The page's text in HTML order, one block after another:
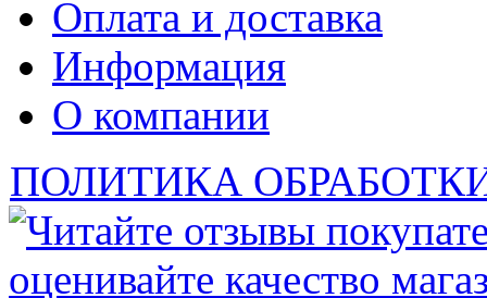
Оплата и доставка
Информация
О компании
ПОЛИТИКА